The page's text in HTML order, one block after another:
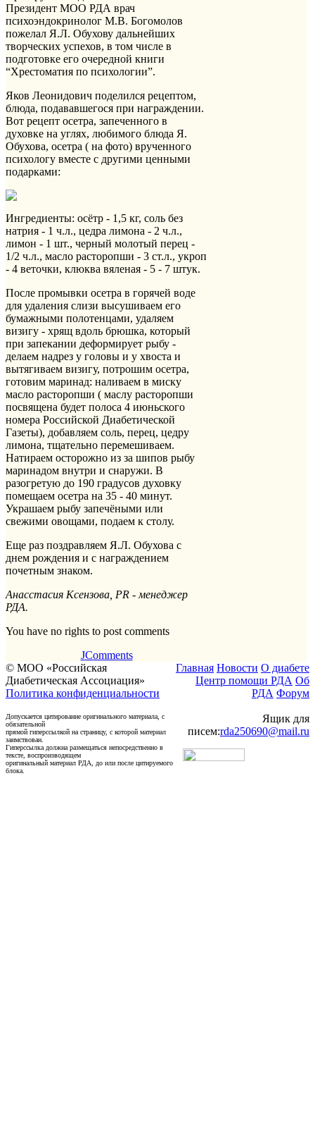
Президент МОО РДА врач
психоэндокринолог М.В. Богомолов
пожелал Я.Л. Обухову дальнейших
творческих успехов, в том числе в
подготовке его очередной книги
“Хрестоматия по психологии”.
Яков Леонидович поделился рецептом,
блюда, подававшегося при награждении.
Вот рецепт осетра, запеченного в
духовке на углях, любимого блюда Я.
Обухова, осетра ( на фото) врученного
психологу вместе с другими ценными
подарками:
Ингредиенты: осётр - 1,5 кг, соль без
натрия - 1 ч.л., цедра лимона - 2 ч.л.,
лимон - 1 шт., черный молотый перец -
1/2 ч.л., масло расторопши - 3 ст.л., укроп
- 4 веточки, клюква вяленая - 5 - 7 штук.
После промывки осетра в горячей воде
для удаления слизи высушиваем его
бумажными полотенцами, удаляем
визигу - хрящ вдоль брюшка, который
при запекании деформирует рыбу -
делаем надрез у головы и у хвоста и
вытягиваем визигу, потрошим осетра,
готовим маринад: наливаем в миску
масло расторопши ( маслу расторопши
посвящена будет полоса 4 июньского
номера Российской Диабетической
Газеты), добавляем соль, перец, цедру
лимона, тщательно перемешиваем.
Натираем осторожно из за шипов рыбу
маринадом внутри и снаружи. В
разогретую до 190 градусов духовку
помещаем осетра на 35 - 40 минут.
Украшаем рыбу запечёными или
свежими овощами, подаем к столу.
Еще раз поздравляем Я.Л. Обухова с
днем рождения и с награждением
почетным знаком.
Анасстасия Ксензова, PR - менеджер
РДА.
You have no rights to post comments
JComments
© МОО «Российская
Диабетическая Ассоциация»
Политика конфиденциальности
Допускается цитирование оригинального материала, с
обязательной
прямой гиперссылкой на страницу, с которой материал
заимствован.
Гиперссылка должна размещаться непосредственно в
тексте, воспроизводящем
оригинальный материал РДА, до или после цитируемого
блока.
Главная Новости О диабете
Центр помощи РДА Об
РДА Форум
Ящик для
писем:rda250690@mail.ru